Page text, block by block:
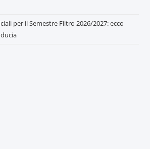
per il Semestre Filtro 2026/2027: ecco